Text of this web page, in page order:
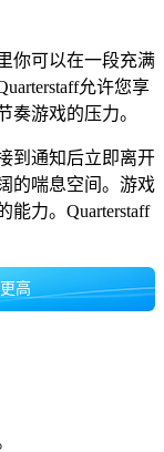
你可以在一段充满
允许您享
奏游戏的压力。
到通知后立即离开
的喘息空间。游戏
能力。Quarterstaff
高